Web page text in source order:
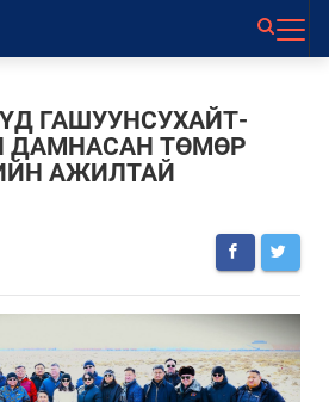
ГАШУУНСУХАЙТ-
ДАМНАСАН ТӨМӨР
АЖИЛТАЙ